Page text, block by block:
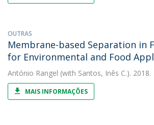
OUTRAS
Membrane-based Separation in
for Environmental and Food
António Rangel (with Santos, Inês C.). 2018.
MAIS INFORMAÇÕES